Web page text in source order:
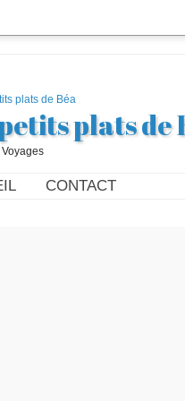
plats de
CONTACT